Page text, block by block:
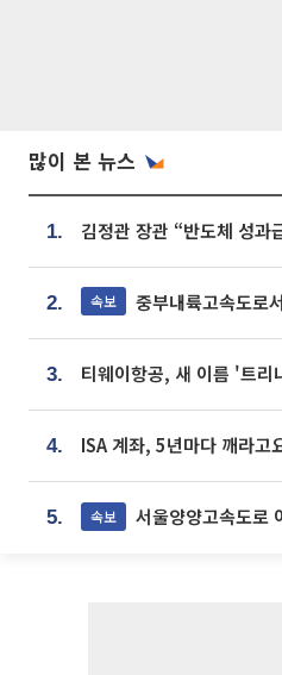
많이 본 뉴스
1.
2. 속보 중부내륙고속도로
3.
4. ISA 계좌, 5년마다 깨라고
5. 속보 서울양양고속도로